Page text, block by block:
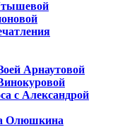
Арнаутовой
с Александрой
Олюшкина